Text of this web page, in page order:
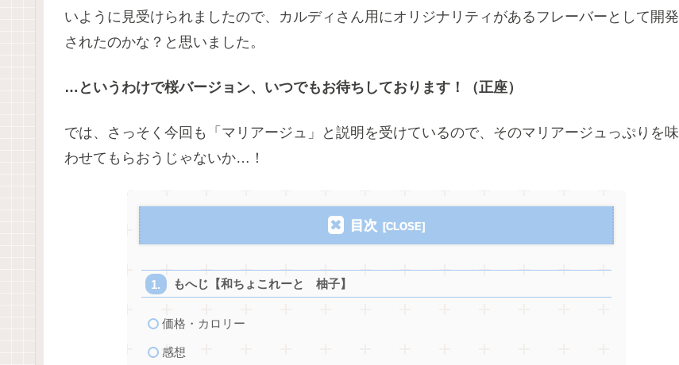
いように見受けられましたので、カルディさん用にオリジナリティがあるフレーバーとして開発
されたのかな？と思いました。
…というわけで桜バージョン、いつでもお待ちしております！（正座）
では、さっそく今回も「マリアージュ」と説明を受けているので、そのマリアージュっぷりを味
わせてもらおうじゃないか…！
目次
もへじ【和ちょこれーと 柚子】
価格・カロリー
感想